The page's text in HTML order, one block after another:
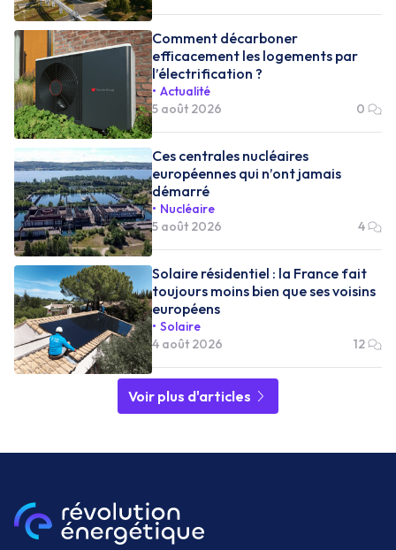
Comment décarboner
efficacement les logements par
l’électrification ?
Actualité
5 août 2026
0
Ces centrales nucléaires
européennes qui n’ont jamais
démarré
Nucléaire
5 août 2026
4
Solaire résidentiel : la France fait
toujours moins bien que ses voisins
européens
Solaire
4 août 2026
12
Voir plus d'articles